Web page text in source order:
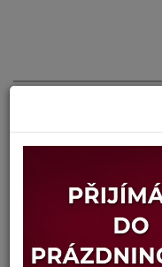
Vyvolávací cena: 350 Kč